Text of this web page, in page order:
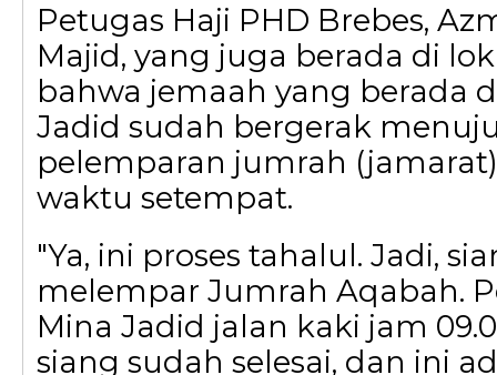
Petugas Haji PHD Brebes,
Majid, yang juga berada di
bahwa jemaah yang berada
Jadid sudah bergerak
pelemparan jumrah
waktu setempat.
"Ya, ini proses tahalul. Jadi,
melempar Jumrah Aqabah.
Mina Jadid jalan kaki jam
siang sudah selesai, dan ini